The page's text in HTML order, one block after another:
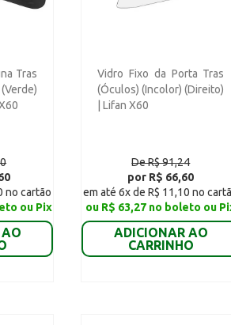
Tras
no cartão
ou Pix
Vidro Fixo da Porta Tras
(Óculos) (Incolor) (Direito)
| Lifan X60
De R$ 91,24
por R$ 66,60
em até 6x de R$ 11,10 no
ou R$ 63,27 no boleto ou
ADICIONAR AO
CARRINHO